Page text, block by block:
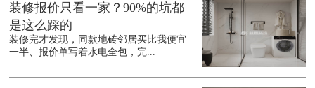
装修报价只看一家？90%的坑都
是这么踩的
装修完才发现，同款地砖邻居买比我便宜
一半、报价单写着水电全包，完...